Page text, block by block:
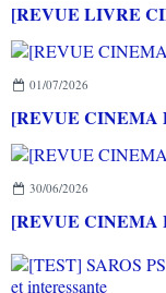
01/07/2026
[REVUE CINEMA
30/06/2026
[REVUE CINEMA